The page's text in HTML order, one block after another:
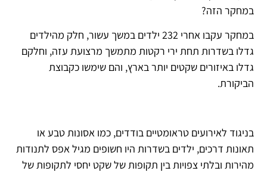
במחקר הזה?
במחקר עקבו אחרי 232 ילדים במשך עשור, חלק מהילדים
גדלו בשדרות תחת ירי רקטות מתמשך מרצועת עזה, וחלקם
גדלו באיזורים שקטים יותר בארץ, והם שימשו כקבוצת
הביקורת.
בניגוד לאירועים טראומטיים בודדים, כמו אסונות טבע או
תאונות דרכים, ילדים בשדרות היו חשופים מגיל אפס לתנודות
מהירות ובלתי צפויות בין תקופות של שקט יחסי לתקופות של